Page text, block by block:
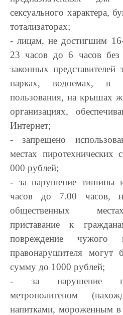
сексуального характера,
тотализаторах;
- лицам, не достигшим 16-
23 часов до 6 часов без
законных представителей
парках, водоемах, в
пользования, на крышах
организациях,
Интернет;
- запрещено
местах
000 рублей;
- за нарушение тишины
часов до 7.00 часов,
общественных
приставание к
повреждение чужого
правонарушителя могут
сумму до 1000 рублей;
- за нарушение
метрополитеном
напитками, мороженным в